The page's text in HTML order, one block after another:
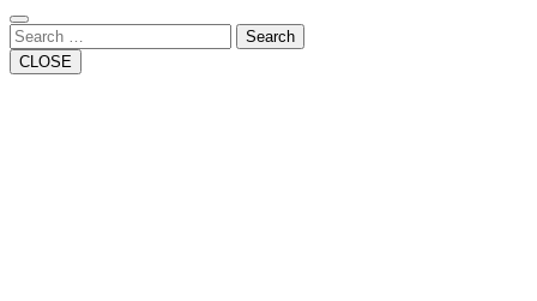
Close
Button
Search
CLOSE